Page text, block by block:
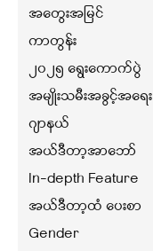
အတွေးအမြင်
ကာတွန်း
၂၀၂၅ ရွေးကောက်ပွဲ
အမျိုးသမီးအခွင့်အရေး
ဂျာနယ်
အယ်ဒီတာ့အာဘော်
In-depth Feature
အယ်ဒီတာ့ထံ ပေးစာ
Gender